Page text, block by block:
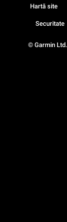
© Garmin
Hartă site
Securitate